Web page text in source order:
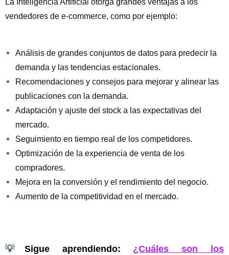
La Inteligencia Artificial otorga grandes ventajas a los
vendedores de e-commerce, como por ejemplo:
Análisis de grandes conjuntos de datos para predecir la
demanda y las tendencias estacionales.
Recomendaciones y consejos para mejorar y alinear las
publicaciones con la demanda.
Adaptación y ajuste del stock a las expectativas del
mercado.
Seguimiento en tiempo real de los competidores.
Optimización de la experiencia de venta de los
compradores.
Mejora en la conversión y el rendimiento del negocio.
Aumento de la competitividad en el mercado.
💡 Sigue aprendiendo:
¿Cuáles son los